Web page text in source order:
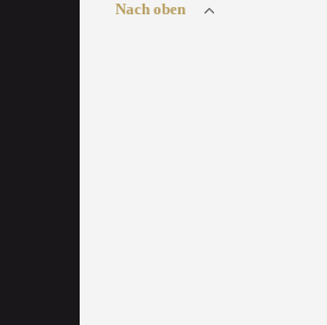
Nach oben